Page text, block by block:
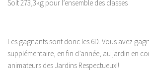
Soit 273,3kg pour l’ensemble des classes
Les gagnants sont donc les 6D. Vous avez
supplémentaire, en fin d’année, au jardin en
animateurs des Jardins Respectueux!!